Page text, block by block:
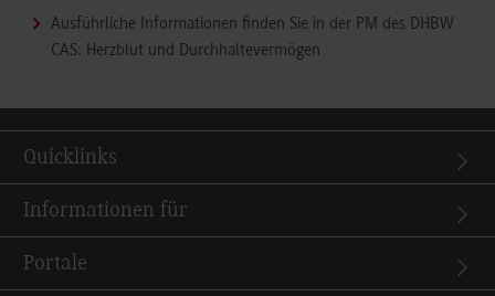
Ausführliche Informationen finden Sie in der PM des DHBW
CAS: Herzblut und Durchhaltevermögen
Quicklinks
Informationen für
Portale